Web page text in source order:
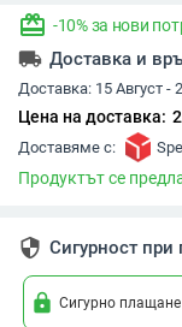
redeem -10% за нови
local_shipping Доставка и
Доставка: 15 Август -
Цена на доставка:
Доставяме с:
Продуктът се
security Сигурност при
lock Сигурно плащане